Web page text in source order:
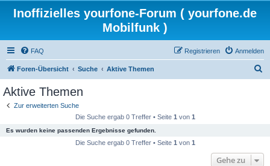
Inoffizielles yourfone-Forum ( yourfone.de
Mobilfunk )
FAQ Anmelden
Registrieren
Foren-Übersicht Suche Aktive Themen
Aktive Themen
Zur erweiterten Suche
Die Suche ergab 0 Treffer • Seite 1 von 1
Es wurden keine passenden Ergebnisse gefunden.
Die Suche ergab 0 Treffer • Seite 1 von 1
Gehe zu